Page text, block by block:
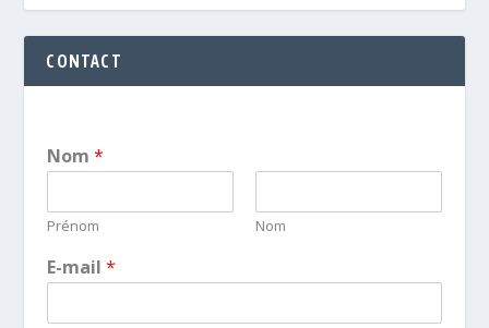
CONTACT
Nom*
Prénom Nom
E-mail*